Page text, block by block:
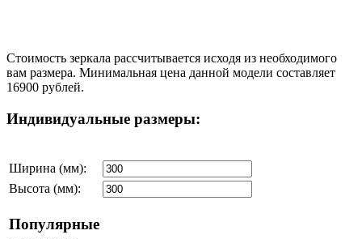
Стоимость зеркала рассчитывается исходя из необходимого
вам размера. Минимальная цена данной модели составляет
16900 рублей.
Индивидуальные размеры:
Ширина (мм):
Высота (мм):
Популярные